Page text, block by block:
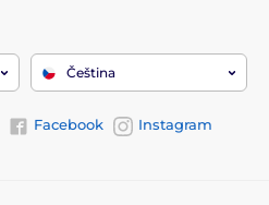
Čeština
Facebook
Instagram